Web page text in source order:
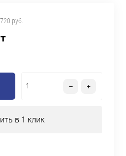
720 руб.
в 1 клик